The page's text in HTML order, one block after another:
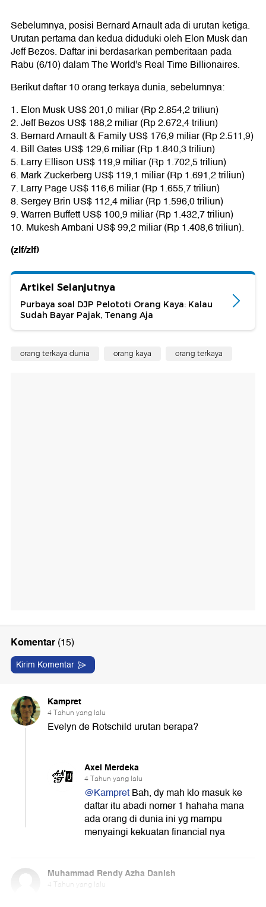
Sebelumnya, posisi Bernard Arnault ada di urutan ketiga.
Urutan pertama dan kedua diduduki oleh Elon Musk dan
Jeff Bezos. Daftar ini berdasarkan pemberitaan pada
Rabu (6/10) dalam The World's Real Time Billionaires.
Berikut daftar 10 orang terkaya dunia, sebelumnya:
1. Elon Musk US$ 201,0 miliar (Rp 2.854,2 triliun)
2. Jeff Bezos US$ 188,2 miliar (Rp 2.672,4 triliun)
3. Bernard Arnault & Family US$ 176,9 miliar (Rp 2.511,9)
4. Bill Gates US$ 129,6 miliar (Rp 1.840,3 triliun)
5. Larry Ellison US$ 119,9 miliar (Rp 1.702,5 triliun)
6. Mark Zuckerberg US$ 119,1 miliar (Rp 1.691,2 triliun)
7. Larry Page US$ 116,6 miliar (Rp 1.655,7 triliun)
8. Sergey Brin US$ 112,4 miliar (Rp 1.596,0 triliun)
9. Warren Buffett US$ 100,9 miliar (Rp 1.432,7 triliun)
10. Mukesh Ambani US$ 99,2 miliar (Rp 1.408,6 triliun).
(zlf/zlf)
Artikel Selanjutnya
Purbaya soal DJP Pelototi Orang Kaya: Kalau
Sudah Bayar Pajak, Tenang Aja
orang terkaya dunia orang kaya orang terkaya